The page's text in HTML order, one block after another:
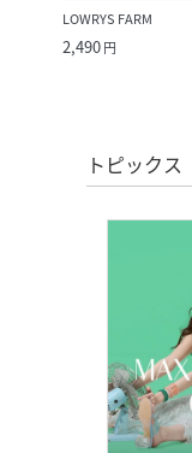
LOWRYS FARM
2,490円
トピックス